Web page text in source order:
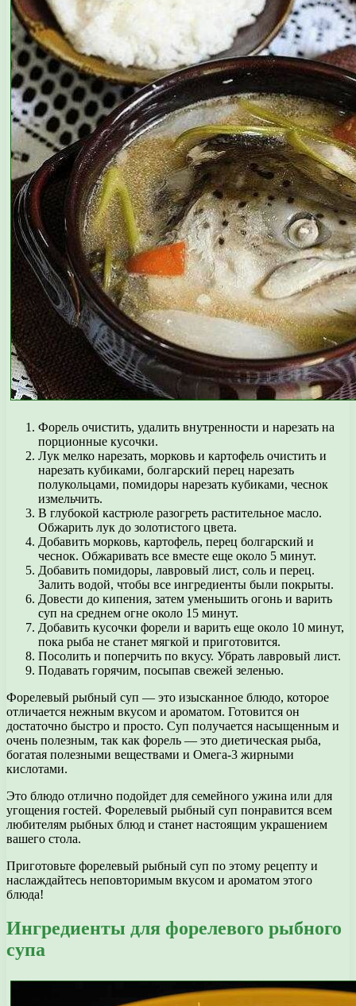
Форель очистить, удалить внутренности и нарезать на
порционные кусочки.
Лук мелко нарезать, морковь и картофель очистить и
нарезать кубиками, болгарский перец нарезать
полукольцами, помидоры нарезать кубиками, чеснок
измельчить.
В глубокой кастрюле разогреть растительное масло.
Обжарить лук до золотистого цвета.
Добавить морковь, картофель, перец болгарский и
чеснок. Обжаривать все вместе еще около 5 минут.
Добавить помидоры, лавровый лист, соль и перец.
Залить водой, чтобы все ингредиенты были покрыты.
Довести до кипения, затем уменьшить огонь и варить
суп на среднем огне около 15 минут.
Добавить кусочки форели и варить еще около 10 минут,
пока рыба не станет мягкой и приготовится.
Посолить и поперчить по вкусу. Убрать лавровый лист.
Подавать горячим, посыпав свежей зеленью.
Форелевый рыбный суп — это изысканное блюдо, которое
отличается нежным вкусом и ароматом. Готовится он
достаточно быстро и просто. Суп получается насыщенным и
очень полезным, так как форель — это диетическая рыба,
богатая полезными веществами и Омега-3 жирными
кислотами.
Это блюдо отлично подойдет для семейного ужина или для
угощения гостей. Форелевый рыбный суп понравится всем
любителям рыбных блюд и станет настоящим украшением
вашего стола.
Приготовьте форелевый рыбный суп по этому рецепту и
наслаждайтесь неповторимым вкусом и ароматом этого
блюда!
Ингредиенты для форелевого рыбного
супа